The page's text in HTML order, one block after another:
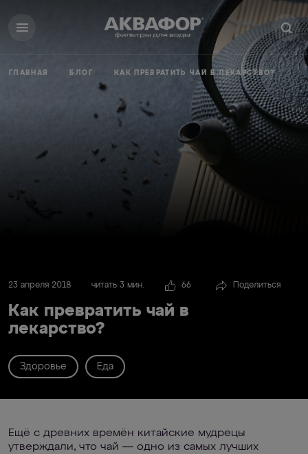
ГЛАВНАЯ БЛОГ КАК ПРЕВРАТИТЬ ЧАЙ В ЛЕКАРСТВО?
23 апреля 2018 читать 3 мин. 66 Поделиться
Как превратить чай в
лекарство?
Здоровье Еда
Ещё с древних времён китайские мудрецы
утверждали, что чай — одно из самых лучших